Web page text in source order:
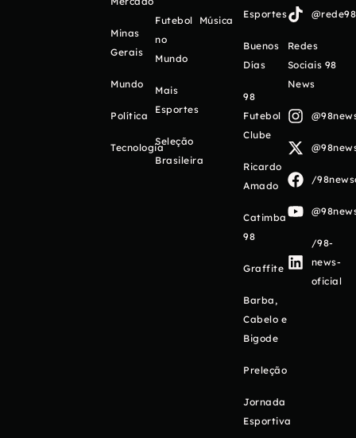
Minas
Gerais
Mundo
Política
Tecnologia
Futebol
no
Mundo
Mais
Esportes
Seleção
Brasileira
Música
Esportes
Buenos
Días
98
Futebol
Clube
Ricardo
Amado
Catimba
98
Graffite
Barba,
Cabelo e
Bigode
Preleção
Jornada
Esportiva
Redes
Sociais 98
News
/
/98-
news-
oficial